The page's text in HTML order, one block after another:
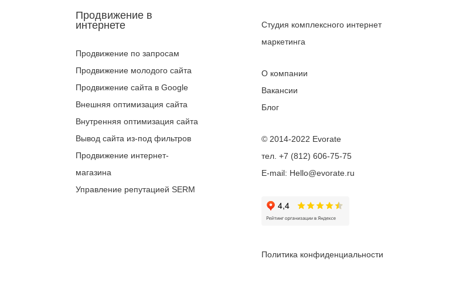
Продвижение в
интернете
Продвижение по запросам
Продвижение молодого сайта
Продвижение сайта в Google
Внешняя оптимизация сайта
Внутренняя оптимизация сайта
Вывод сайта из-под фильтров
Продвижение интернет-
магазина
Управление репутацией SERM
Студия комплексного интернет
маркетинга
О компании
Вакансии
Блог
© 2014-2022 Evorate
тел. +7 (812) 606-75-75
E-mail: Hello@evorate.ru
Политика конфиденциальности